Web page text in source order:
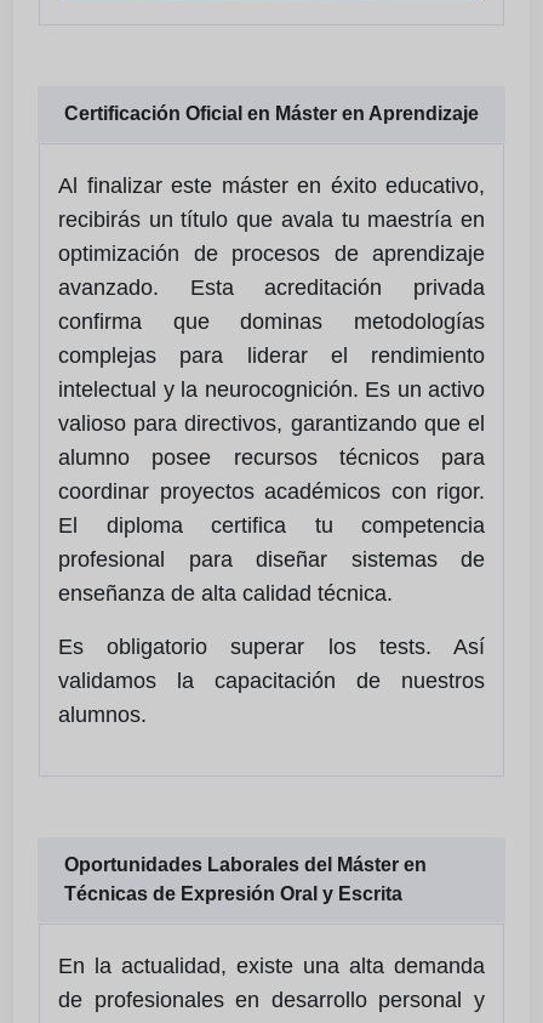
Certificación Oficial en Máster en Aprendizaje
Al finalizar este máster en éxito educativo,
recibirás un título que avala tu maestría en
optimización de procesos de aprendizaje
avanzado. Esta acreditación privada
confirma que dominas metodologías
complejas para liderar el rendimiento
intelectual y la neurocognición. Es un activo
valioso para directivos, garantizando que el
alumno posee recursos técnicos para
coordinar proyectos académicos con rigor.
El diploma certifica tu competencia
profesional para diseñar sistemas de
enseñanza de alta calidad técnica.
Es obligatorio superar los tests. Así
validamos la capacitación de nuestros
alumnos.
Oportunidades Laborales del Máster en
Técnicas de Expresión Oral y Escrita
En la actualidad, existe una alta demanda
de profesionales en desarrollo personal y